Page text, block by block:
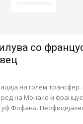
со
на голем
на Монако и
Фофана.